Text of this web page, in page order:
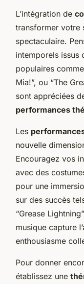
L’intégration de
transformer votre
spectaculaire.
intemporels issus
populaires
Mia!”, ou “The
sont appréciées
performances
Les
nouvelle
Encouragez vos
avec des
pour une
sur des succès
“Grease
musique capture
enthousiasme
Pour donner
établissez une